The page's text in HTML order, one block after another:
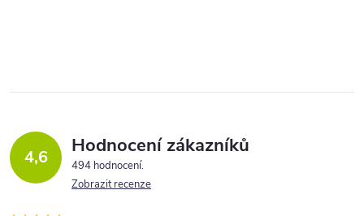
4,6 Hodnocení zákazníků
494 hodnocení
Zobrazit recenze